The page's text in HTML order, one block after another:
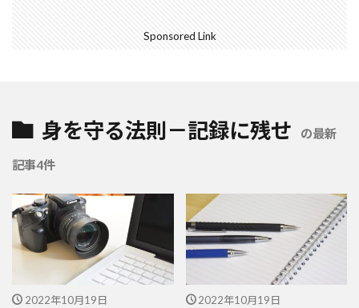
Sponsored Link
身を守る法則－記録に残せ の最新
記事4件
2022年10月19日 2022年10月19日